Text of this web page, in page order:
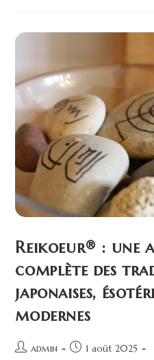
Reikoeur® : une
complète des
japonaises,
modernes
admin
1 août 2025